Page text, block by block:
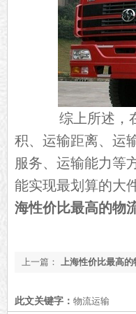
综上所述，
积、运输距离、运
服务、运输能力等
能实现最划算的大
海性价比最高的物
上一篇： 上海性价比最高
此文关键字： 物流运输